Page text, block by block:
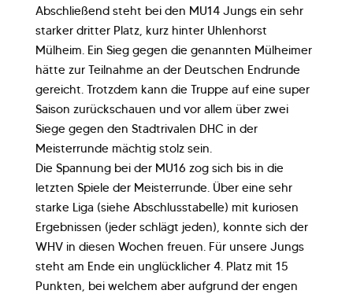
Abschließend steht bei den MU14 Jungs ein sehr
starker dritter Platz, kurz hinter Uhlenhorst
Mülheim. Ein Sieg gegen die genannten Mülheimer
hätte zur Teilnahme an der Deutschen Endrunde
gereicht. Trotzdem kann die Truppe auf eine super
Saison zurückschauen und vor allem über zwei
Siege gegen den Stadtrivalen DHC in der
Meisterrunde mächtig stolz sein.
Die Spannung bei der MU16 zog sich bis in die
letzten Spiele der Meisterrunde. Über eine sehr
starke Liga (siehe Abschlusstabelle) mit kuriosen
Ergebnissen (jeder schlägt jeden), konnte sich der
WHV in diesen Wochen freuen. Für unsere Jungs
steht am Ende ein unglücklicher 4. Platz mit 15
Punkten, bei welchem aber aufgrund der engen